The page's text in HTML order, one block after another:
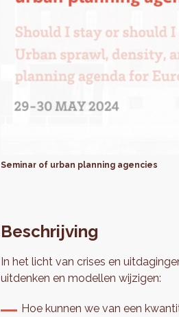
Seminar of urban planning agencies
Beschrijving
In het licht van crises en
uitdenken en modellen wijzigen:
Hoe kunnen we van een